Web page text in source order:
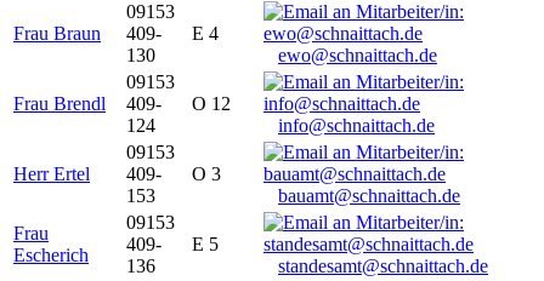
Frau Braun
09153
409-
130
E 4
ewo@schnaittach.de
Frau Brendl
09153
409-
124
O 12
info@schnaittach.de
Herr Ertel
09153
409-
153
O 3
bauamt@schnaittach.de
Frau
Escherich
09153
409-
136
E 5
standesamt@schnaittach.de